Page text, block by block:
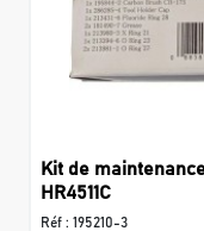
Kit de
HR4511C
Réf : 195210-3